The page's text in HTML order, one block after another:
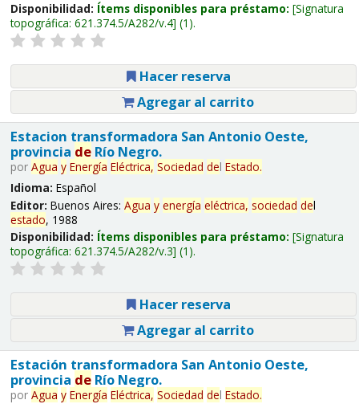
Disponibilidad: Ítems disponibles para préstamo: Signatura
topográfica: 621.374.5/A282/v.4 (1).
Hacer reserva
Agregar al carrito
Estacion transformadora San Antonio Oeste,
provincia deRío Negro.
por Agua y Energía Eléctrica, Sociedad del Estado.
Idioma: Español
Editor: Buenos Aires: Agua y energía eléctrica, sociedad del
estado, 1988
Disponibilidad: Ítems disponibles para préstamo: Signatura
topográfica: 621.374.5/A282/v.3 (1).
Hacer reserva
Agregar al carrito
Estación transformadora San Antonio Oeste,
provincia deRío Negro.
por Agua y Energía Eléctrica, Sociedad del Estado.